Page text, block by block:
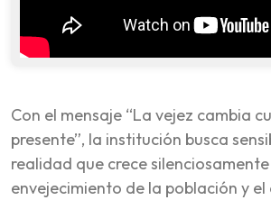
Con el mensaje “La vejez cambia
presente”, la institución busca
realidad que crece silenciosamente
envejecimiento de la población y